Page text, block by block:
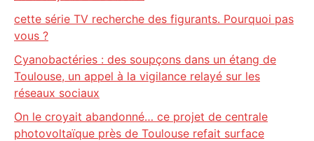
cette série TV recherche des figurants. Pourquoi pas
vous ?
Cyanobactéries : des soupçons dans un étang de
Toulouse, un appel à la vigilance relayé sur les
réseaux sociaux
On le croyait abandonné… ce projet de centrale
photovoltaïque près de Toulouse refait surface